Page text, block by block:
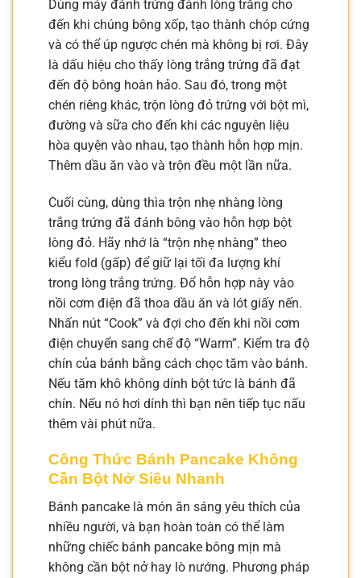
Dùng máy đánh trứng đánh lòng trắng cho
đến khi chúng bông xốp, tạo thành chóp cứng
và có thể úp ngược chén mà không bị rơi. Đây
là dấu hiệu cho thấy lòng trắng trứng đã đạt
đến độ bông hoàn hảo. Sau đó, trong một
chén riêng khác, trộn lòng đỏ trứng với bột mì,
đường và sữa cho đến khi các nguyên liệu
hòa quyện vào nhau, tạo thành hỗn hợp mịn.
Thêm dầu ăn vào và trộn đều một lần nữa.
Cuối cùng, dùng thìa trộn nhẹ nhàng lòng
trắng trứng đã đánh bông vào hỗn hợp bột
lòng đỏ. Hãy nhớ là “trộn nhẹ nhàng” theo
kiểu fold (gấp) để giữ lại tối đa lượng khí
trong lòng trắng trứng. Đổ hỗn hợp này vào
nồi cơm điện đã thoa dầu ăn và lót giấy nến.
Nhấn nút “Cook” và đợi cho đến khi nồi cơm
điện chuyển sang chế độ “Warm”. Kiểm tra độ
chín của bánh bằng cách chọc tăm vào bánh.
Nếu tăm khô không dính bột tức là bánh đã
chín. Nếu nó hơi dính thì bạn nên tiếp tục nấu
thêm vài phút nữa.
Công Thức Bánh Pancake Không
Cần Bột Nở Siêu Nhanh
Bánh pancake là món ăn sáng yêu thích của
nhiều người, và bạn hoàn toàn có thể làm
những chiếc bánh pancake bông mịn mà
không cần bột nở hay lò nướng. Phương pháp